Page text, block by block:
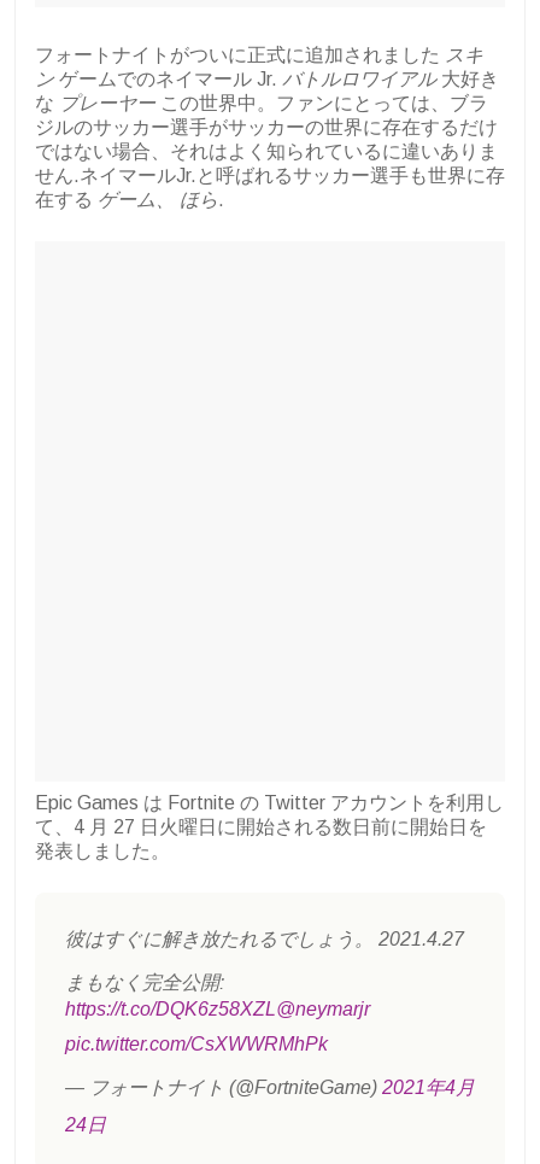
フォートナイトがついに正式に追加されました スキ
ン ゲームでのネイマール Jr. バトルロワイアル大好き
な プレーヤーこの世界中。ファンにとっては、ブラ
ジルのサッカー選手がサッカーの世界に存在するだけ
ではない場合、それはよく知られているに違いありま
せん.ネイマールJr.と呼ばれるサッカー選手も世界に存
在する ゲーム、 ほら.
Epic Games は Fortnite の Twitter アカウントを利用し
て、4 月 27 日火曜日に開始される数日前に開始日を
発表しました。
彼はすぐに解き放たれるでしょう。 2021.4.27
まもなく完全公開:
https://t.co/DQK6z58XZL@neymarjr
pic.twitter.com/CsXWWRMhPk
— フォートナイト (@FortniteGame) 2021年4月
24日